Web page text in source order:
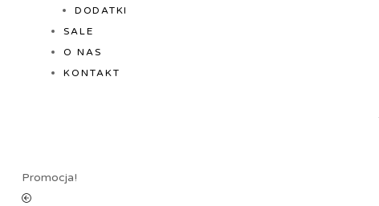
DODATKI
SALE
O NAS
KONTAKT
Promocja!